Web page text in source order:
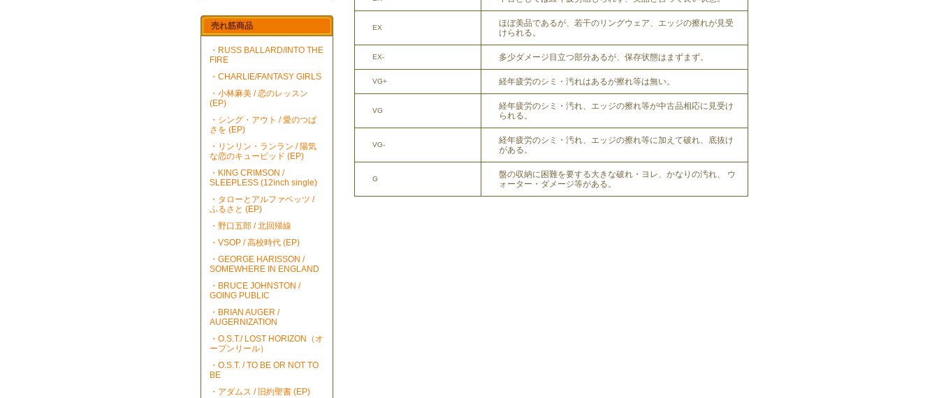
売れ筋商品
・RUSS BALLARD/INTO THE
FIRE
・CHARLIE/FANTASY GIRLS
・小林麻美 / 恋のレッスン
(EP)
・シング・アウト / 愛のつば
さを (EP)
・リンリン・ランラン / 陽気
な恋のキューピッド (EP)
・KING CRIMSON /
SLEEPLESS (12inch single)
・タローとアルファベッツ /
ふるさと (EP)
・野口五郎 / 北回帰線
・VSOP / 高校時代 (EP)
・GEORGE HARISSON /
SOMEWHERE IN ENGLAND
・BRUCE JOHNSTON /
GOING PUBLIC
・BRIAN AUGER /
AUGERNIZATION
・O.S.T./ LOST HORIZON（オ
ープンリール）
・O.S.T. / TO BE OR NOT TO
BE
・アダムス / 旧約聖書 (EP)
EX
ほぼ美品であるが、若干のリングウェア、エッジの擦れが見受
けられる。
EX- 多少ダメージ目立つ部分あるが、保存状態はまずまず。
VG+ 経年疲労のシミ・汚れはあるが擦れ等は無い。
VG
経年疲労のシミ・汚れ、エッジの擦れ等が中古品相応に見受け
られる。
VG-
経年疲労のシミ・汚れ、エッジの擦れ等に加えて破れ、底抜け
がある。
G
盤の収納に困難を要する大きな破れ・ヨレ、かなりの汚れ、 ウ
ォーター・ダメージ等がある。